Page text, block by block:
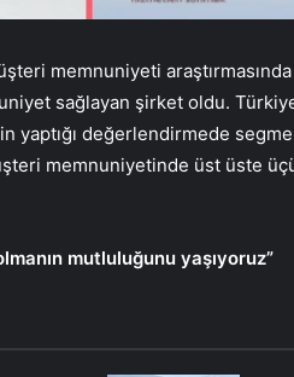
memnuniyeti
sağlayan şirket oldu.
yaptığı değerlendirmede
memnuniyetinde üst üste
mutluluğunu yaşıyoruz”